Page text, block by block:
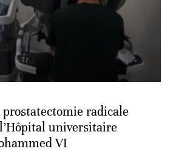
radicale
universitaire
VI